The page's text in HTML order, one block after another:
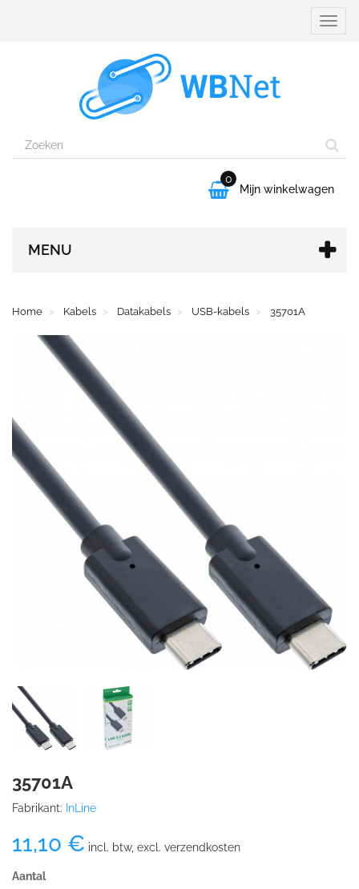

0
Mijn winkelwagen
MENU
Home Kabels Datakabels USB-kabels 35701A
35701A
Fabrikant: InLine
11,10 € incl. btw, excl. verzendkosten
Aantal